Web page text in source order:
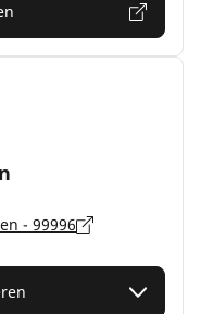
- 99996